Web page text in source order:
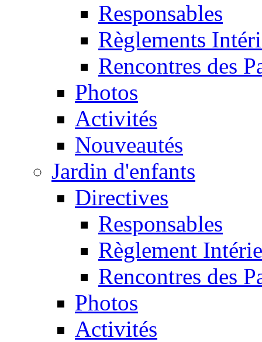
Responsables
Règlements
Rencontres des
Photos
Activités
Nouveautés
Jardin d'enfants
Directives
Responsables
Règlement
Rencontres des
Photos
Activités